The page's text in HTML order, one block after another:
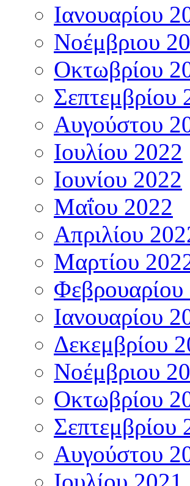
Ιανουαρίου
Νοέμβριου
Οκτωβρίου
Σεπτεμβρίου
Αυγούστου
Ιουλίου 2022
Ιουνίου 2022
Μαΐου 2022
Απριλίου
Μαρτίου
Φεβρουαρίου
Ιανουαρίου
Δεκεμβρίου
Νοέμβριου
Οκτωβρίου
Σεπτεμβρίου
Αυγούστου